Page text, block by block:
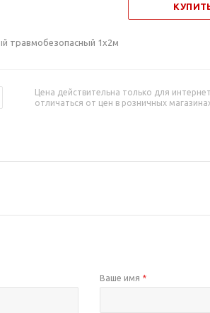
травмобезопасный 1х2м
Цена действительна только для
отличаться от цен в розничных
Ваше имя *